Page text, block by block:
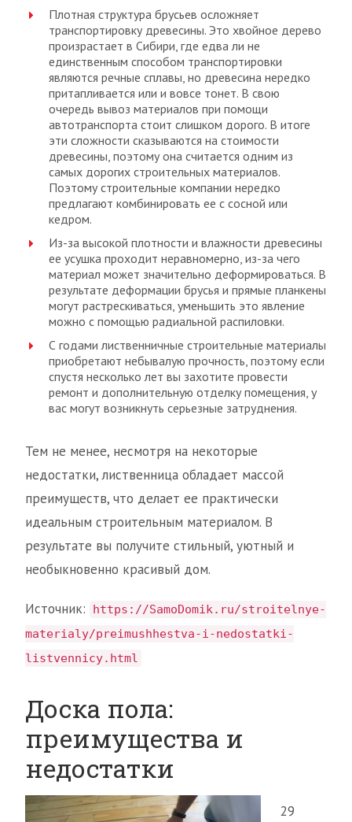
Плотная структура брусьев осложняет
транспортировку древесины. Это хвойное дерево
произрастает в Сибири, где едва ли не
единственным способом транспортировки
являются речные сплавы, но древесина нередко
притапливается или и вовсе тонет. В свою
очередь вывоз материалов при помощи
автотранспорта стоит слишком дорого. В итоге
эти сложности сказываются на стоимости
древесины, поэтому она считается одним из
самых дорогих строительных материалов.
Поэтому строительные компании нередко
предлагают комбинировать ее с сосной или
кедром.
Из-за высокой плотности и влажности древесины
ее усушка проходит неравномерно, из-за чего
материал может значительно деформироваться. В
результате деформации брусья и прямые планкены
могут растрескиваться, уменьшить это явление
можно с помощью радиальной распиловки.
С годами лиственничные строительные материалы
приобретают небывалую прочность, поэтому если
спустя несколько лет вы захотите провести
ремонт и дополнительную отделку помещения, у
вас могут возникнуть серьезные затруднения.
Тем не менее, несмотря на некоторые
недостатки, лиственница обладает массой
преимуществ, что делает ее практически
идеальным строительным материалом. В
результате вы получите стильный, уютный и
необыкновенно красивый дом.
Источник:
https://SamoDomik.ru/stroitelnye-
materialy/preimushhestva-i-nedostatki-
listvennicy.html
Доска пола:
преимущества и
недостатки
29